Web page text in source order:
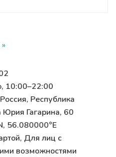
10:00–22:00
Республика
Гагарина, 60
56.080000°E
Для лиц с
возможностями